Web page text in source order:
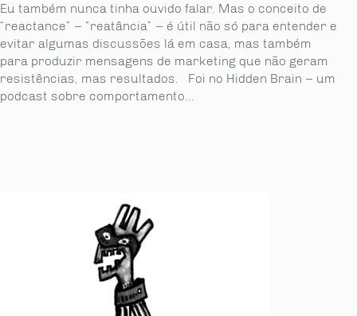
Eu também nunca tinha ouvido falar. Mas o conceito de
“reactance” – “reatância” – é útil não só para entender e
evitar algumas discussões lá em casa, mas também
para produzir mensagens de marketing que não geram
resistências, mas resultados. Foi no Hidden Brain – um
podcast sobre comportamento...